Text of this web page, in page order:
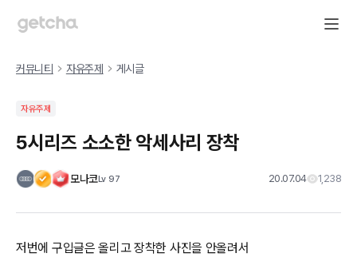
커뮤니티 자유주제 게시글
자유주제
5시리즈 소소한 악세사리 장착
모나코Lv 97 20.07.04 1,238
저번에 구입글은 올리고 장착한 사진을 안올려서